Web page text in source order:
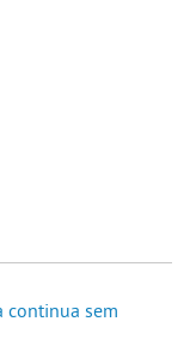
continua sem